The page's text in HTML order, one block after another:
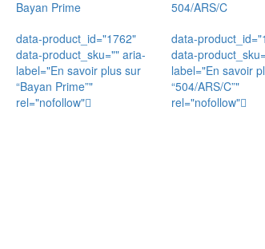
Bayan Prime
data-product_id="1762"
data-product_sku="" aria-
label="En savoir plus sur
“Bayan Prime”"
rel="nofollow"
504/ARS/C
data-
data-
label="En savoir
“504/ARS/C”"
rel="nofollow"